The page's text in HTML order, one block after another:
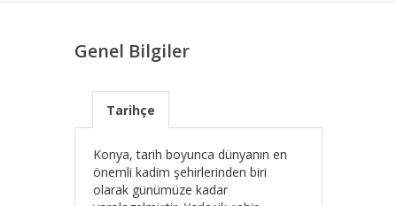
Genel Bilgiler
Tarihçe
Konya, tarih boyunca dünyanın en
önemli kadim şehirlerinden biri
olarak günümüze kadar